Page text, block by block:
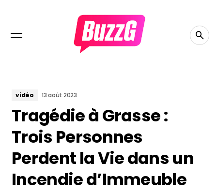
vidéo 13 août 2023
Tragédie à Grasse :
Trois Personnes
Perdent la Vie dans un
Incendie d’Immeuble